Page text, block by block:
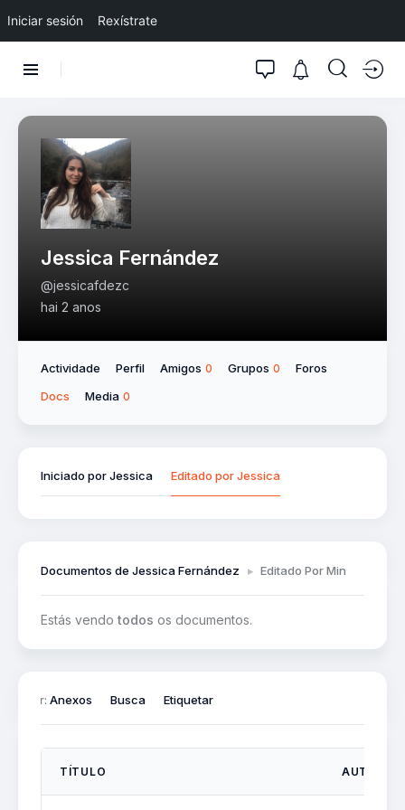
Iniciar sesión Rexístrate
Jessica Fernández
@jessicafdezc
hai 2 anos
Actividade Perfil Amigos 0 Grupos 0
Foros
Docs
Media 0
Iniciado por Jessica Editado por Jessica
Documentos de Jessica Fernández ▸ Editado Por Min
Estás vendo todos os documentos.
por: Anexos Busca Etiquetar
TÍTULO AUTOR